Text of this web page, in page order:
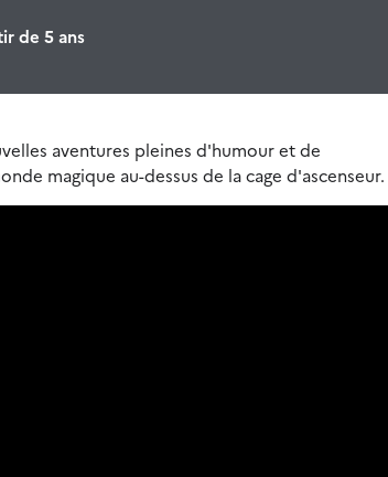
de 5 ans
aventures pleines d'humour et de
magique au-dessus de la cage d'ascenseur.